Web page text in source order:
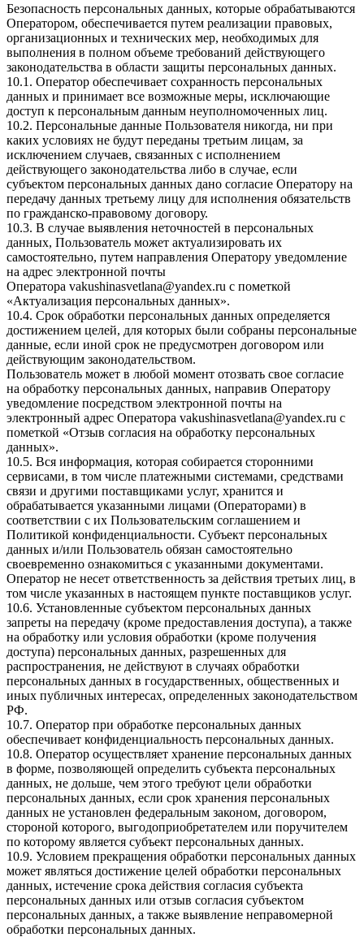
Безопасность персональных данных, которые обрабатываются
Оператором, обеспечивается путем реализации правовых,
организационных и технических мер, необходимых для
выполнения в полном объеме требований действующего
законодательства в области защиты персональных данных.
10.1. Оператор обеспечивает сохранность персональных
данных и принимает все возможные меры, исключающие
доступ к персональным данным неуполномоченных лиц.
10.2. Персональные данные Пользователя никогда, ни при
каких условиях не будут переданы третьим лицам, за
исключением случаев, связанных с исполнением
действующего законодательства либо в случае, если
субъектом персональных данных дано согласие Оператору на
передачу данных третьему лицу для исполнения обязательств
по гражданско-правовому договору.
10.3. В случае выявления неточностей в персональных
данных, Пользователь может актуализировать их
самостоятельно, путем направления Оператору уведомление
на адрес электронной почты
Оператора vakushinasvetlana@yandex.ru с пометкой
«Актуализация персональных данных».
10.4. Срок обработки персональных данных определяется
достижением целей, для которых были собраны персональные
данные, если иной срок не предусмотрен договором или
действующим законодательством.
Пользователь может в любой момент отозвать свое согласие
на обработку персональных данных, направив Оператору
уведомление посредством электронной почты на
электронный адрес Оператора vakushinasvetlana@yandex.ru с
пометкой «Отзыв согласия на обработку персональных
данных».
10.5. Вся информация, которая собирается сторонними
сервисами, в том числе платежными системами, средствами
связи и другими поставщиками услуг, хранится и
обрабатывается указанными лицами (Операторами) в
соответствии с их Пользовательским соглашением и
Политикой конфиденциальности. Субъект персональных
данных и/или Пользователь обязан самостоятельно
своевременно ознакомиться с указанными документами.
Оператор не несет ответственность за действия третьих лиц, в
том числе указанных в настоящем пункте поставщиков услуг.
10.6. Установленные субъектом персональных данных
запреты на передачу (кроме предоставления доступа), а также
на обработку или условия обработки (кроме получения
доступа) персональных данных, разрешенных для
распространения, не действуют в случаях обработки
персональных данных в государственных, общественных и
иных публичных интересах, определенных законодательством
РФ.
10.7. Оператор при обработке персональных данных
обеспечивает конфиденциальность персональных данных.
10.8. Оператор осуществляет хранение персональных данных
в форме, позволяющей определить субъекта персональных
данных, не дольше, чем этого требуют цели обработки
персональных данных, если срок хранения персональных
данных не установлен федеральным законом, договором,
стороной которого, выгодоприобретателем или поручителем
по которому является субъект персональных данных.
10.9. Условием прекращения обработки персональных данных
может являться достижение целей обработки персональных
данных, истечение срока действия согласия субъекта
персональных данных или отзыв согласия субъектом
персональных данных, а также выявление неправомерной
обработки персональных данных.